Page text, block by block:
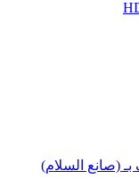
(صانع السلام)